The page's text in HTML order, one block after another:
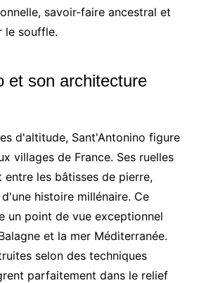
savoir-faire ancestral et
le souffle.
et son architecture
d'altitude, Sant'Antonino figure
villages de France. Ses ruelles
les bâtisses de pierre,
histoire millénaire. Ce
un point de vue exceptionnel
et la mer Méditerranée.
selon des techniques
parfaitement dans le relief